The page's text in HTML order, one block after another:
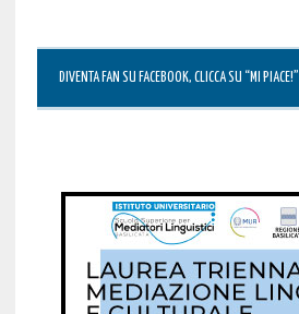
DIVENTA FAN SU FACEBOOK, CLICCA SU “MI PIACE!”